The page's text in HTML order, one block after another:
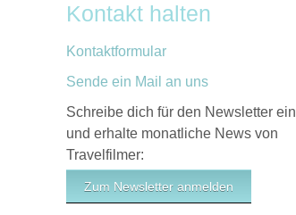
Kontakt halten
Kontaktformular
Sende ein Mail an uns
Schreibe dich für den Newsletter ein
und erhalte monatliche News von
Travelfilmer:
Zum Newsletter anmelden